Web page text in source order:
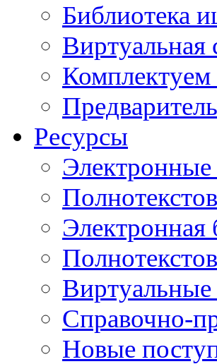
Библиотека
Виртуальная
Комплектуем
Ресурсы
Электронные
Электронная
Справочно-
Новые